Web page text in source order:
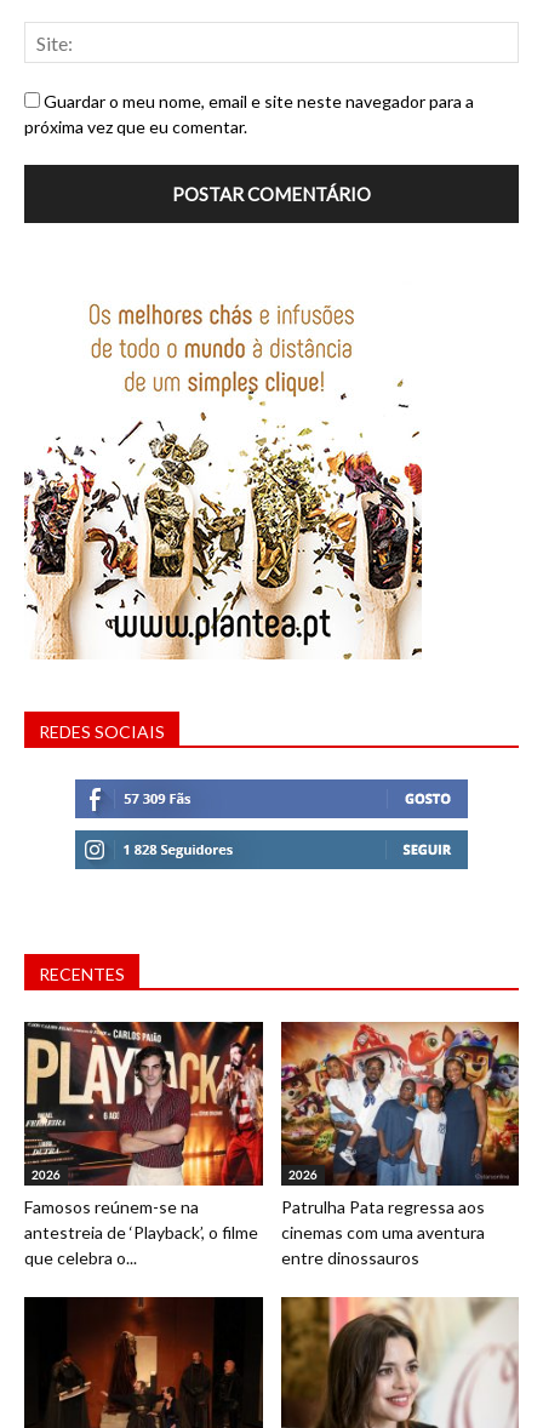
Guardar o meu nome, email e site neste navegador para a
próxima vez que eu comentar.
REDES SOCIAIS
RECENTES
2026
Famosos reúnem-se na
antestreia de ‘Playback’, o filme
que celebra o...
2026
Patrulha Pata regressa aos
cinemas com uma aventura
entre dinossauros